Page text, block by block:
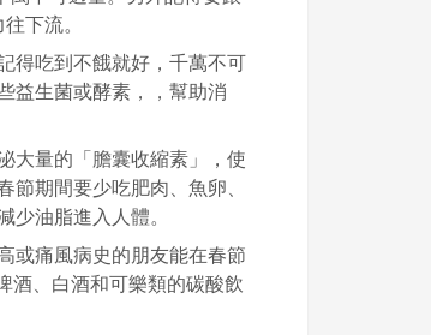
下流。
得吃到不餓就好，千萬不可
益生菌或酵素，，幫助消
大量的「膽囊收縮素」，使
期間要少吃肥肉、魚卵、
少油脂進入人體。
或痛風病史的朋友能在春節
酒、白酒和可樂類的碳酸飲